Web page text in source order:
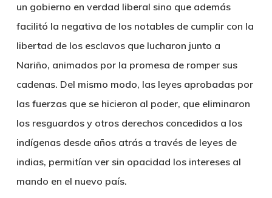
un gobierno en verdad liberal sino que además
facilitó la negativa de los notables de cumplir con la
libertad de los esclavos que lucharon junto a
Nariño, animados por la promesa de romper sus
cadenas. Del mismo modo, las leyes aprobadas por
las fuerzas que se hicieron al poder, que eliminaron
los resguardos y otros derechos concedidos a los
indígenas desde años atrás a través de leyes de
indias, permitían ver sin opacidad los intereses al
mando en el nuevo país.